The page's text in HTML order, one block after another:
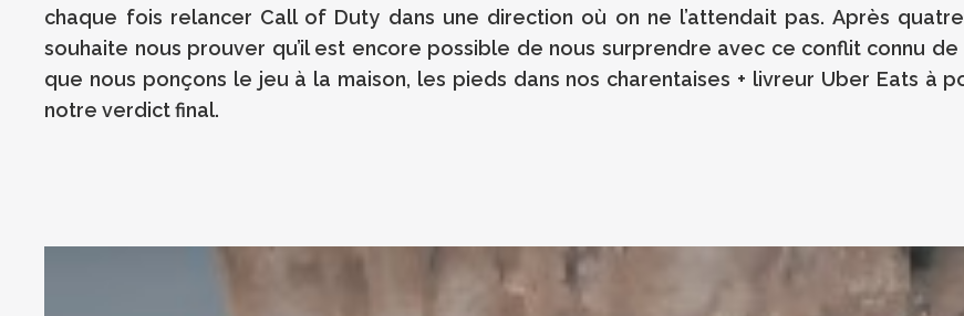
chaque fois relancer Call of Duty dans une direction où on ne l’attendait pas. Après
souhaite nous prouver qu’il est encore possible de nous surprendre avec ce conflit connu
que nous ponçons le jeu à la maison, les pieds dans nos charentaises + livreur Uber Eats
notre verdict final.